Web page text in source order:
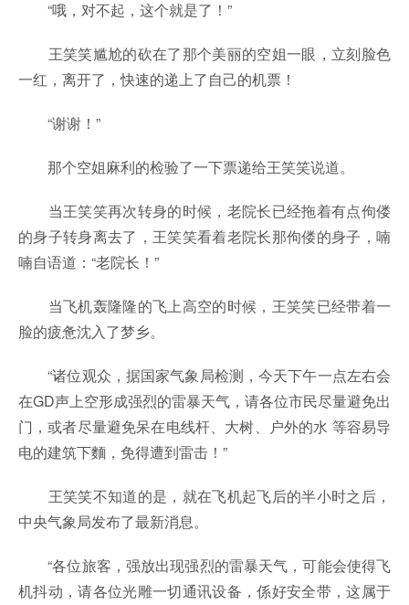
“哦，对不起，这个就是了！”
王笑笑尴尬的砍在了那个美丽的空姐一眼，立刻脸色
一红，离开了，快速的递上了自己的机票！
“谢谢！”
那个空姐麻利的检验了一下票递给王笑笑说道。
当王笑笑再次转身的时候，老院长已经拖着有点佝偻
的身子转身离去了，王笑笑看着老院长那佝偻的身子，喃
喃自语道：“老院长！”
当飞机轰隆隆的飞上高空的时候，王笑笑已经带着一
脸的疲惫沈入了梦乡。
“诸位观众，据国家气象局检测，今天下午一点左右会
在GD声上空形成强烈的雷暴天气，请各位市民尽量避免出
门，或者尽量避免呆在电线杆、大树、户外的水 等容易导
电的建筑下麵，免得遭到雷击！”
王笑笑不知道的是，就在飞机起飞后的半小时之后，
中央气象局发布了最新消息。
“各位旅客，强放出现强烈的雷暴天气，可能会使得飞
机抖动，请各位光雕一切通讯设备，係好安全带，这属于